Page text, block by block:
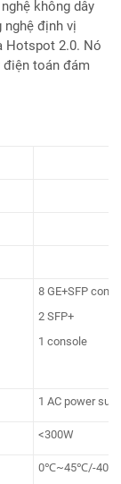
không dây
định vị
Hotspot 2.0. Nó
điện toán đám
8 GE+SFP
2 SFP+
1 console
1 AC power
<300W
0℃~45℃/-